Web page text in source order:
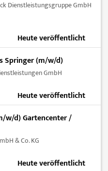
Dienstleistungsgruppe GmbH
Heute veröffentlicht
Springer (m/w/d)
GmbH
Heute veröffentlicht
w/d) Gartencenter /
& Co. KG
Heute veröffentlicht